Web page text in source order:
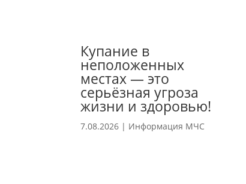
Купание в
неположенных
местах — это
серьёзная угроза
жизни и здоровью!
7.08.2026 | Информация МЧС